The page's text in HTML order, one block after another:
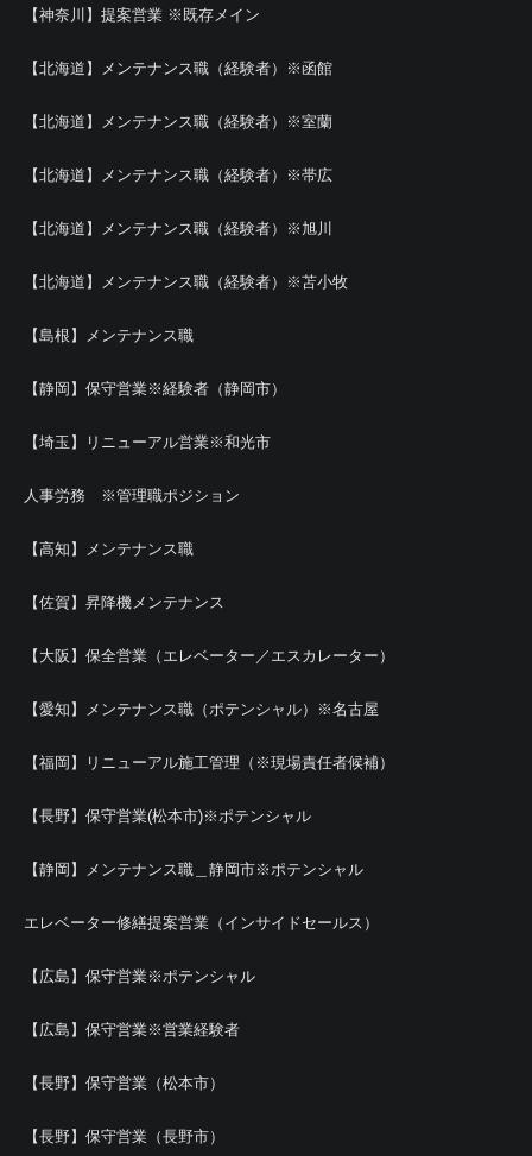
【神奈川】提案営業 ※既存メイン
【北海道】メンテナンス職（経験者）※函館
【北海道】メンテナンス職（経験者）※室蘭
【北海道】メンテナンス職（経験者）※帯広
【北海道】メンテナンス職（経験者）※旭川
【北海道】メンテナンス職（経験者）※苫小牧
【島根】メンテナンス職
【静岡】保守営業※経験者（静岡市）
【埼玉】リニューアル営業※和光市
人事労務 ※管理職ポジション
【高知】メンテナンス職
【佐賀】昇降機メンテナンス
【大阪】保全営業（エレベーター／エスカレーター）
【愛知】メンテナンス職（ポテンシャル）※名古屋
【福岡】リニューアル施工管理（※現場責任者候補）
【長野】保守営業(松本市)※ポテンシャル
【静岡】メンテナンス職＿静岡市※ポテンシャル
エレベーター修繕提案営業（インサイドセールス）
【広島】保守営業※ポテンシャル
【広島】保守営業※営業経験者
【長野】保守営業（松本市）
【長野】保守営業（長野市）